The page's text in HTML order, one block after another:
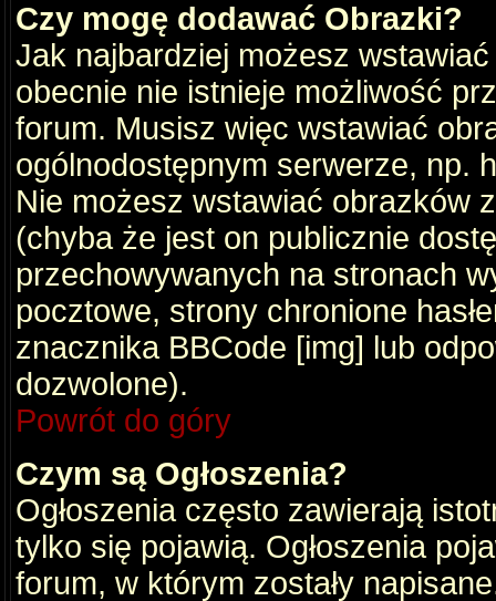
Czy mogę dodawać Obrazki?
Jak najbardziej możesz
obecnie nie istnieje możliwość
forum. Musisz więc wstawiać
ogólnodostępnym serwerze, np.
Nie możesz wstawiać obrazków
(chyba że jest on publicznie
przechowywanych na stronach
pocztowe, strony chronione
znacznika BBCode [img] lub
dozwolone).
Powrót do góry
Czym są Ogłoszenia?
Ogłoszenia często zawierają
tylko się pojawią. Ogłoszenia
forum, w którym zostały